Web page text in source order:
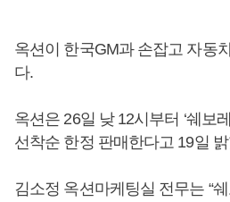
옥션이 한국GM과 손잡고 자동
다.
옥션은 26일 낮 12시부터 ‘쉐보
선착순 한정 판매한다고 19일
김소정 옥션마케팅실 전무는 “